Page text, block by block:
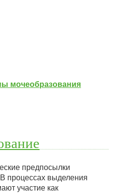
мочеобразования
предпосылки
процессах выделения
участие как